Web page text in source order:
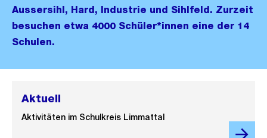
Aussersihl, Hard, Industrie und Sihlfeld. Zurzeit
besuchen etwa 4000 Schüler*innen eine der 14
Schulen.
Aktuell
Aktivitäten im Schulkreis Limmattal